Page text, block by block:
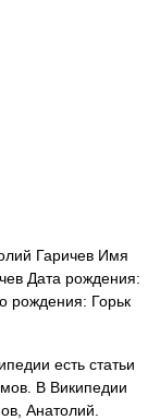
Гаричев Имя
Дата рождения:
рождения: Горьк
есть статьи
В Википедии
Анатолий.